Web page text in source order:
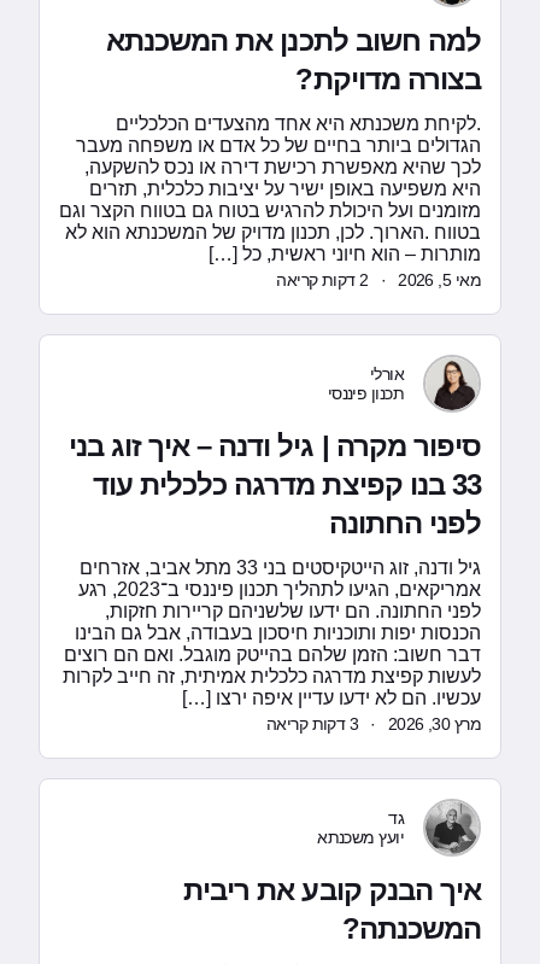
למה חשוב לתכנן את המשכנתא
בצורה מדויקת?
.לקיחת משכנתא היא אחד מהצעדים הכלכליים
הגדולים ביותר בחיים של כל אדם או משפחה מעבר
לכך שהיא מאפשרת רכישת דירה או נכס להשקעה,
היא משפיעה באופן ישיר על יציבות כלכלית, תזרים
מזומנים ועל היכולת להרגיש בטוח גם בטווח הקצר וגם
בטווח .הארוך. לכן, תכנון מדויק של המשכנתא הוא לא
מותרות – הוא חיוני ראשית, כל […]
מאי 5, 2026 · 2 דקות קריאה
אורלי
תכנון פיננסי
סיפור מקרה | גיל ודנה – איך זוג בני
33 בנו קפיצת מדרגה כלכלית עוד
לפני החתונה
גיל ודנה, זוג הייטקיסטים בני 33 מתל אביב, אזרחים
אמריקאים, הגיעו לתהליך תכנון פיננסי ב־2023, רגע
לפני החתונה. הם ידעו שלשניהם קריירות חזקות,
הכנסות יפות ותוכניות חיסכון בעבודה, אבל גם הבינו
דבר חשוב: הזמן שלהם בהייטק מוגבל. ואם הם רוצים
לעשות קפיצת מדרגה כלכלית אמיתית, זה חייב לקרות
עכשיו. הם לא ידעו עדיין איפה ירצו […]
מרץ 30, 2026 · 3 דקות קריאה
גד
יועץ משכנתא
איך הבנק קובע את ריבית
המשכנתה?